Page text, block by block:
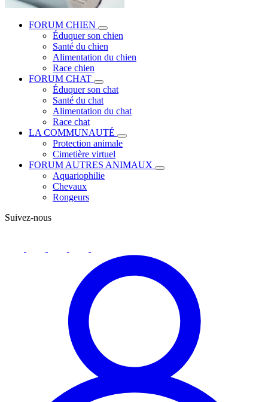
FORUM CHIEN
Éduquer son chien
Santé du chien
Alimentation du chien
Race chien
FORUM CHAT
Éduquer son chat
Santé du chat
Alimentation du chat
Race chat
LA COMMUNAUTÉ
Protection animale
Cimetière virtuel
FORUM AUTRES ANIMAUX
Aquariophilie
Chevaux
Rongeurs
Suivez-nous